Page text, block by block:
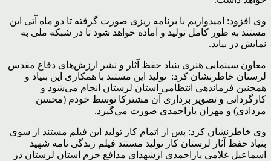
وی افزود: امیدواریم با برنامه ریزی صورت گرفته تا دو ماه آتی این
مستند به طور کامل تولید و آماده خواهد شود تا در شبکه ملی به
نمایش در بیاید.
معاون سینمایی هنری بنیاد حفظ آثار و نشر ارزش‌های دفاع مقدس
لرستان خاطرنشان کرد: تولید این مستند با همکاری این بنیاد و
همچنین فرماندهی انتظامی استان لرستان انجام می‌شود و
کارگردانی و تصویر برداری آن مشترکا توسط خودم (محسن
مردادی) و مهران یاراحمدی صورت می‌گیرد.
وی خاطرنشان کرد: پس از اتمام کار تولید این فیلم مستند از سوی
بنیاد حفظ آثار لرستان کار تولید مستند فیلم زندگی نامه شهید
اسماعیل غلامی یاراحمدی ازشهدای مدافع حرم استان لرستان در